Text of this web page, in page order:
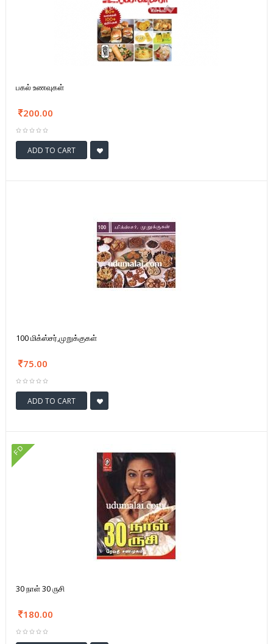
பகல் உணவுகள்
200.00
ADD TO CART
100 மிக்ஸ்சர்,முறுக்குகள்
75.00
ADD TO CART
FD
30 நாள் 30 ருசி
180.00